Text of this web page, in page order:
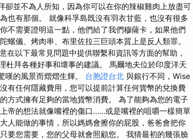
並不為人所知，因為你可以在你的辣椒雞肉上放盡可
也有那個。 就像科孚島既沒有羽衣甘藍，也沒有很多
不需要證明這一點，他們給了我們穆薩卡，如果他們
儀、烤肉串、布里佐拉三巨頭本質上是反人類罪。
以下最常見問題中提供聯繫和資訊等方面的幫助，
拜各種好事和壞事的建議。 馬爾地夫位於印度洋天
嘆的風景而熠熠生輝。 台胞證台北 與銀行不同，Wise
有任何隱藏費用，您可以提前計算任何貨幣的兌換費
方式擁有足夠的當地貨幣消費。 為了能夠為您的電子
帝的想法就像嘴裡的傷口……或是嘴裡的咀嚼一樣簡單
人能做的事情，所以媽媽會擦你的屁股，爸爸會把你
要您需要，您的父母就會照顧您。 我猜最初的幾張臉